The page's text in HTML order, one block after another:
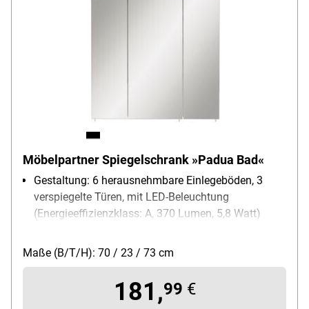
Möbelpartner Spiegelschrank »Padua Bad«
Gestaltung: 6 herausnehmbare Einlegeböden, 3
verspiegelte Türen, mit LED-Beleuchtung
(Energieeffizienzklass: A, 370 Lumen, 5,8 Watt)
Maße (B/T/H): 70 / 23 / 73 cm
181,99 €